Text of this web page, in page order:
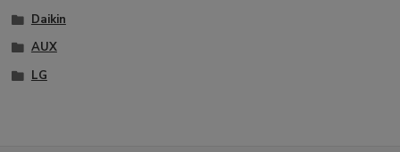
Daikin
AUX
LG